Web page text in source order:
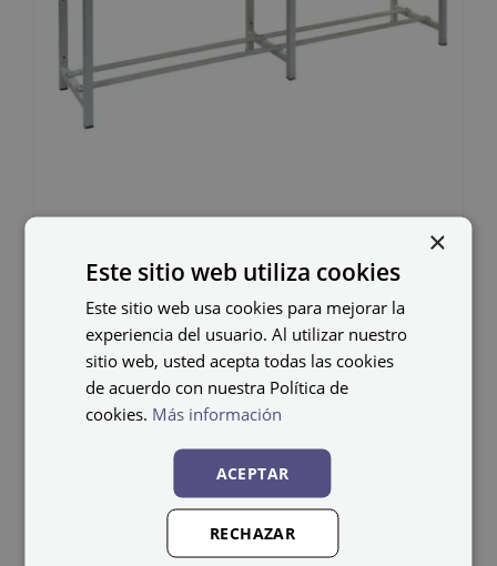
Banco de madera y
acero BANC-1-2000
141,97€ IVA no incluido
×
Este sitio web utiliza cookies
Este sitio web usa cookies para mejorar la
experiencia del usuario. Al utilizar nuestro
sitio web, usted acepta todas las cookies
de acuerdo con nuestra Política de
cookies. Más información
ACEPTAR
RECHAZAR